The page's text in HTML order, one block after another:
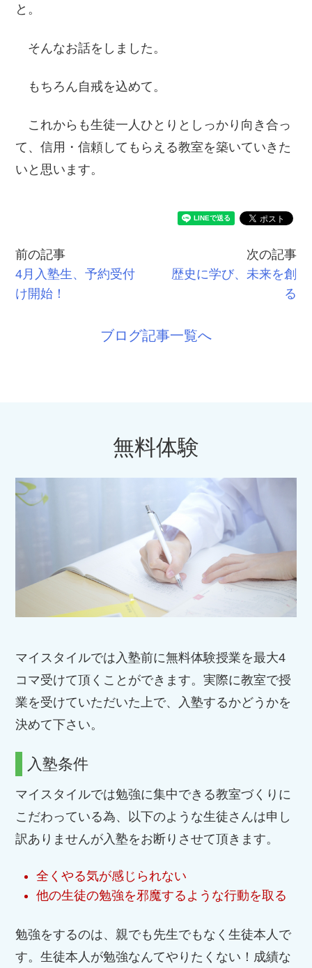
と。
そんなお話をしました。
もちろん自戒を込めて。
これからも生徒一人ひとりとしっかり向き合っ
て、信用・信頼してもらえる教室を築いていきた
いと思います。
前の記事
4月入塾生、予約受付
け開始！
次の記事
歴史に学び、未来を創
る
ブログ記事一覧へ
無料体験
マイスタイルでは入塾前に無料体験授業を最大4
コマ受けて頂くことができます。実際に教室で授
業を受けていただいた上で、入塾するかどうかを
決めて下さい。
入塾条件
マイスタイルでは勉強に集中できる教室づくりに
こだわっている為、以下のような生徒さんは申し
訳ありませんが入塾をお断りさせて頂きます。
全くやる気が感じられない
他の生徒の勉強を邪魔するような行動を取る
勉強をするのは、親でも先生でもなく生徒本人で
す。生徒本人が勉強なんてやりたくない！成績な